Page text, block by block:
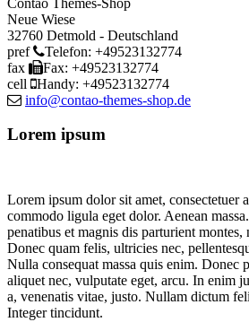
Neue Wiese
32760 Detmold - Deutschland
pref
Telefon: +49523132774
fax
Fax: +49523132774
cell
Handy: +49523132774
info@contao-themes-shop.de
Lorem ipsum
Lorem ipsum dolor sit amet, consectetuer
commodo ligula eget dolor. Aenean
penatibus et magnis dis parturient montes,
Donec quam felis, ultricies nec,
Nulla consequat massa quis enim. Donec
aliquet nec, vulputate eget, arcu. In enim
a, venenatis vitae, justo. Nullam dictum
Integer tincidunt.